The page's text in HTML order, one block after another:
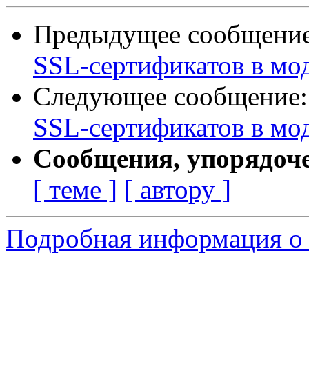
Предыдущее
SSL-сертификатов в
Следующее
SSL-сертификатов в
Сообщения,
[ теме ] [ автору ]
Подробная информация